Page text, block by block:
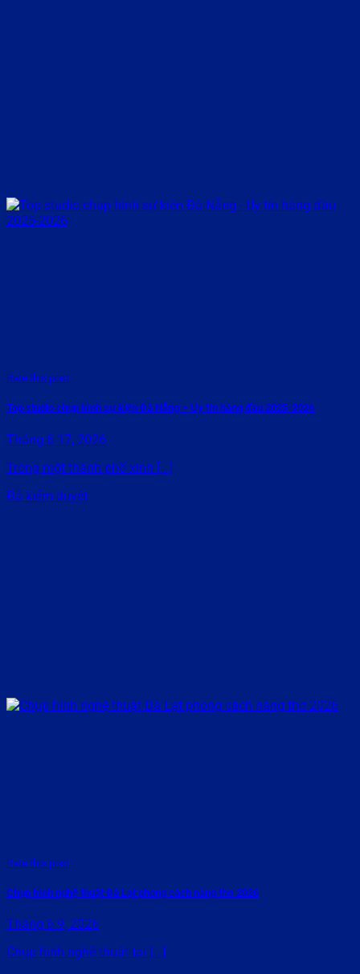
Rate this post
Top studio chụp hình sự kiện Đà Nẵng – Uy tín hàng đầu 2025-2026
Tháng 6 17, 2026
Trong một thành phố xinh [...]
Đã kiểm duyệt
Rate this post
Chụp hình nghệ thuật Đà Lạt phong cách nàng thơ 2026
Tháng 6 9, 2026
Chụp hình nghệ thuật tại [...]